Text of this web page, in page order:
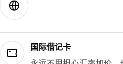
国际借记卡